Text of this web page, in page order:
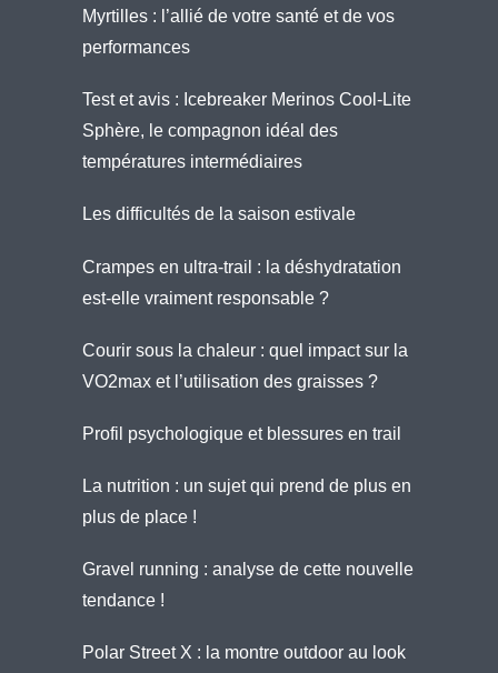
Myrtilles : l’allié de votre santé et de vos
performances
Test et avis : Icebreaker Merinos Cool-Lite
Sphère, le compagnon idéal des
températures intermédiaires
Les difficultés de la saison estivale
Crampes en ultra-trail : la déshydratation
est-elle vraiment responsable ?
Courir sous la chaleur : quel impact sur la
VO2max et l’utilisation des graisses ?
Profil psychologique et blessures en trail
La nutrition : un sujet qui prend de plus en
plus de place !
Gravel running : analyse de cette nouvelle
tendance !
Polar Street X : la montre outdoor au look